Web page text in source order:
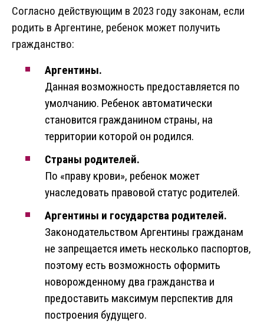
Согласно действующим в 2023 году законам, если
родить в Аргентине, ребенок может получить
гражданство:
Аргентины.
Данная возможность предоставляется по
умолчанию. Ребенок автоматически
становится гражданином страны, на
территории которой он родился.
Страны родителей.
По «праву крови», ребенок может
унаследовать правовой статус родителей.
Аргентины и государства родителей.
Законодательством Аргентины гражданам
не запрещается иметь несколько паспортов,
поэтому есть возможность оформить
новорожденному два гражданства и
предоставить максимум перспектив для
построения будущего.